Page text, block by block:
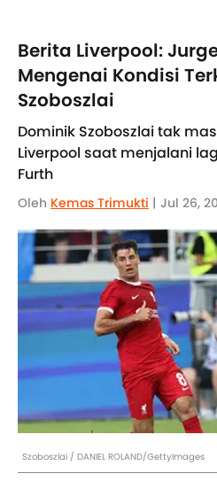
Berita Liverpool:
Mengenai Kondisi
Szoboszlai
Dominik Szoboszlai tak
Liverpool saat menjalani
Furth
Oleh Kemas Trimukti | Jul 26,
Szoboszlai / DANIEL ROLAND/GettyImages